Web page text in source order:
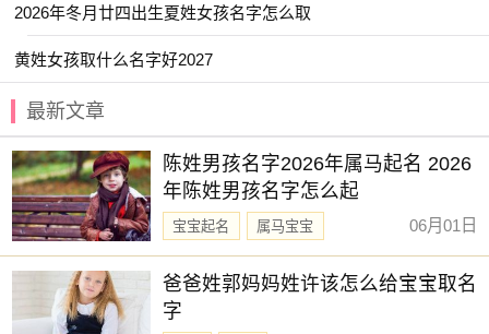
【云惟】 【亦君】 【云琪】 【初元】
【书承】 【以晗】 【净秋】 【亦闲】
【书智】 【冰莹】 【丞名】 【云琪】
【元姝】 【佳辰】 【冰颜】 【书梦】
【佩琼】 【予初】 【乔雅】 【义瑶】
【书言】 【之夏】 【仰浩】 【书娴】
【书言】 【亦君】 【云谣】 【书弘】
【丞博】 【元清】 【乔毅】 【乐绮】
2026年冬月廿四出生夏姓女孩名字怎么取
黄姓女孩取什么名字好2027
最新文章
陈姓男孩名字2026年属马起名 2026
年陈姓男孩名字怎么起
宝宝起名
属马宝宝
新生儿取名
06月01日
爸爸姓郭妈妈姓许该怎么给宝宝取名
字